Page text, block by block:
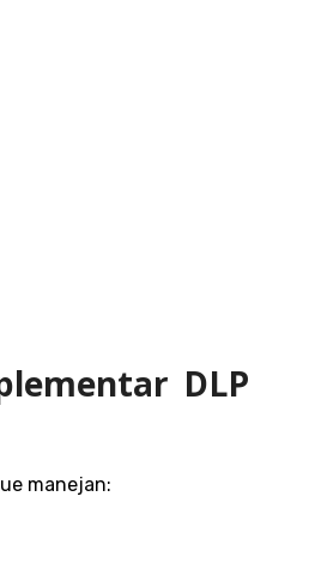
DLP
manejan: